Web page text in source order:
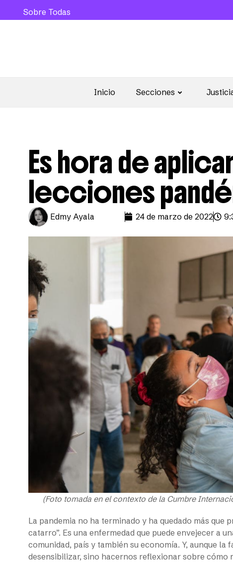
Inicio Secciones
Sobre Todas
Es hora de
lecciones
Edmy Ayala 24 de marzo de 2022
(Foto tomada en el contexto de la Cumbre
La pandemia no ha terminado y ha quedado más que
catarro”. Es una enfermedad que puede envejecer a
comunidad, país y también su economía. Y, aunque la
desensibilizar, sino hacernos reflexionar sobre cómo